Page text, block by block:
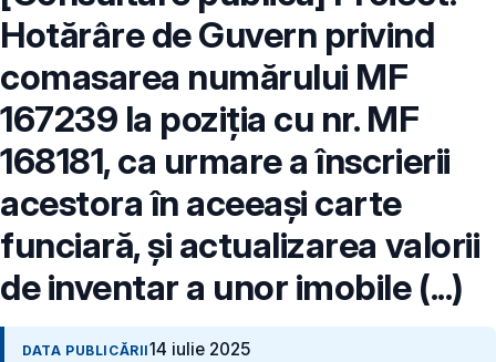
Hotărâre de Guvern privind
comasarea numărului MF
167239 la poziția cu nr. MF
168181, ca urmare a înscrierii
acestora în aceeași carte
funciară, și actualizarea valorii
de inventar a unor imobile (...)
DATA PUBLICĂRII14 iulie 2025